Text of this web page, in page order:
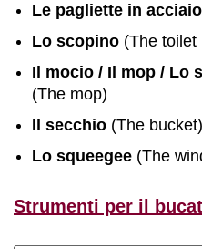
Le pagliette in acciaio
Lo scopino (The toilet
Il mocio / Il mop / Lo
(The mop)
Il secchio (The bucket)
Lo squeegee (The
Strumenti per il